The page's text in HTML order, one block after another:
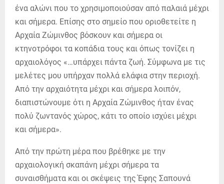
ένα αλώνι που το χρησιμοποιούσαν από παλαιά μέχρι
και σήμερα. Επίσης στο σημείο που οριοθετείτε η
Αρχαία Ζώμινθος βόσκουν και σήμερα οι
κτηνοτρόφοι τα κοπάδια τους και όπως τονίζει η
αρχαιολόγος «…υπάρχει πάντα ζωή. Σύμφωνα με τις
μελέτες μου υπήρχαν πολλά ελάφια στην περιοχή.
Από την αρχαιότητα μέχρι και σήμερα λοιπόν,
διαπιστώνουμε ότι η Αρχαία Ζώμινθος ήταν ένας
πολύ ζωντανός χώρος, κάτι το οποίο ισχύει μέχρι
και σήμερα».
Από την πρώτη μέρα που βρέθηκε με την
αρχαιολογική σκαπάνη μέχρι σήμερα τα
συναισθήματα και οι σκέψεις της Έφης Σαπουνά